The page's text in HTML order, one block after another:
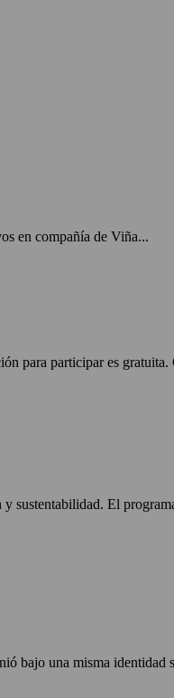
en compañía de Viña...
para participar es
El
bajo una misma identidad